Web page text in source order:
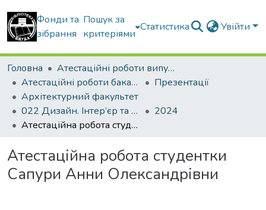
Фонди та
зібрання
Пошук за
критеріями
Статистика Увійти
Головна
Атестаційні роботи випускників
Атестаційні роботи бакалаврів
Презентації
Архітектурний факультет
022 Дизайн. Інтер’єр та обладнання
2024
Атестаційна робота студентки Сапури Анни Олександрівни
Атестаційна робота студентки
Сапури Анни Олександрівни